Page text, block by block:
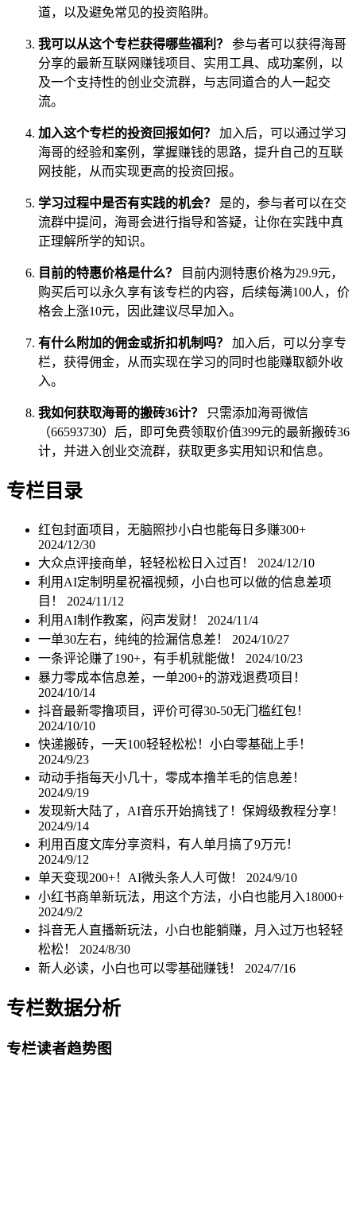
道，以及避免常见的投资陷阱。
我可以从这个专栏获得哪些福利？
参与者可以获得海哥
分享的最新互联网赚钱项目、实用工具、成功案例，以
及一个支持性的创业交流群，与志同道合的人一起交
流。
加入这个专栏的投资回报如何？
加入后，可以通过学习
海哥的经验和案例，掌握赚钱的思路，提升自己的互联
网技能，从而实现更高的投资回报。
学习过程中是否有实践的机会？
是的，参与者可以在交
流群中提问，海哥会进行指导和答疑，让你在实践中真
正理解所学的知识。
目前的特惠价格是什么？
目前内测特惠价格为29.9元，
购买后可以永久享有该专栏的内容，后续每满100人，价
格会上涨10元，因此建议尽早加入。
有什么附加的佣金或折扣机制吗？
加入后，可以分享专
栏，获得佣金，从而实现在学习的同时也能赚取额外收
入。
我如何获取海哥的搬砖36计？
只需添加海哥微信
（66593730）后，即可免费领取价值399元的最新搬砖36
计，并进入创业交流群，获取更多实用知识和信息。
专栏目录
红包封面项目，无脑照抄小白也能每日多赚300+
2024/12/30
大众点评接商单，轻轻松松日入过百！ 2024/12/10
利用AI定制明星祝福视频，小白也可以做的信息差项
目！ 2024/11/12
利用AI制作教案，闷声发财！ 2024/11/4
一单30左右，纯纯的捡漏信息差！ 2024/10/27
一条评论赚了190+，有手机就能做！ 2024/10/23
暴力零成本信息差，一单200+的游戏退费项目！
2024/10/14
抖音最新零撸项目，评价可得30-50无门槛红包！
2024/10/10
快递搬砖，一天100轻轻松松！小白零基础上手！
2024/9/23
动动手指每天小几十，零成本撸羊毛的信息差！
2024/9/19
发现新大陆了，AI音乐开始搞钱了！保姆级教程分享！
2024/9/14
利用百度文库分享资料，有人单月搞了9万元！
2024/9/12
单天变现200+！AI微头条人人可做！ 2024/9/10
小红书商单新玩法，用这个方法，小白也能月入18000+
2024/9/2
抖音无人直播新玩法，小白也能躺赚，月入过万也轻轻
松松！ 2024/8/30
新人必读，小白也可以零基础赚钱！ 2024/7/16
专栏数据分析
专栏读者趋势图